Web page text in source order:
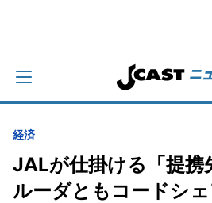
経済
JALが仕掛ける「提
ルーダともコードシ